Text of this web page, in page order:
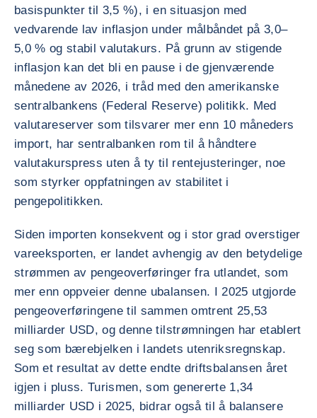
basispunkter til 3,5 %), i en situasjon med
vedvarende lav inflasjon under målbåndet på 3,0–
5,0 % og stabil valutakurs. På grunn av stigende
inflasjon kan det bli en pause i de gjenværende
månedene av 2026, i tråd med den amerikanske
sentralbankens (Federal Reserve) politikk. Med
valutareserver som tilsvarer mer enn 10 måneders
import, har sentralbanken rom til å håndtere
valutakurspress uten å ty til rentejusteringer, noe
som styrker oppfatningen av stabilitet i
pengepolitikken.
Siden importen konsekvent og i stor grad overstiger
vareeksporten, er landet avhengig av den betydelige
strømmen av pengeoverføringer fra utlandet, som
mer enn oppveier denne ubalansen. I 2025 utgjorde
pengeoverføringene til sammen omtrent 25,53
milliarder USD, og denne tilstrømningen har etablert
seg som bærebjelken i landets utenriksregnskap.
Som et resultat av dette endte driftsbalansen året
igjen i pluss. Turismen, som genererte 1,34
milliarder USD i 2025, bidrar også til å balansere